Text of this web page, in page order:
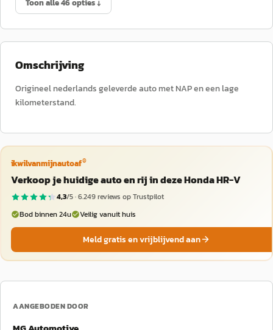
Toon alle 46 opties ↓
Omschrijving
Origineel nederlands geleverde auto met NAP en een lage
kilometerstand.
ikwilvanmijnautoaf®
Verkoop je huidige auto en rij in deze Honda HR-V
4,3/5 ·6.249reviews op Trustpilot
Bod binnen 24u
Veilig vanuit huis
Meld gratis en vrijblijvend aan
AANGEBODEN DOOR